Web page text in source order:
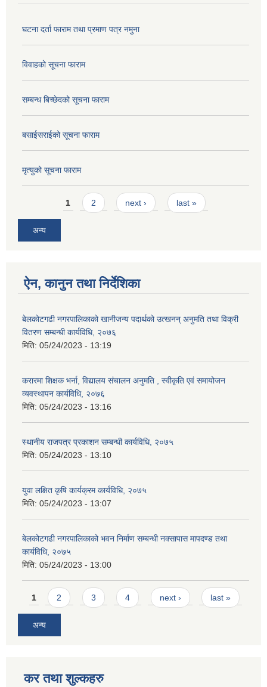
घटना दर्ता फाराम तथा प्रमाण पत्र नमुना
विवाहको सूचना फाराम
सम्बन्ध बिच्छेदको सूचना फाराम
बसाईसराईको सूचना फाराम
मृत्युको सूचना फाराम
Pages1 2 next › last »
अन्य
ऐन, कानुन तथा निर्देशिका
बेलकोटगढी नगरपालिकाको खानीजन्य पदार्थको उत्खनन् अनुमति तथा विक्री
वितरण सम्बन्धी कार्यविधि, २०७६
मिति: 05/24/2023 - 13:19
करारमा शिक्षक भर्ना, विद्यालय संचालन अनुमति , स्वीकृति एवं समायोजन
व्यवस्थापन कार्यविधि, २०७६
मिति: 05/24/2023 - 13:16
स्थानीय राजपत्र प्रकाशन सम्बन्धी कार्यविधि, २०७५
मिति: 05/24/2023 - 13:10
युवा लक्षित कृषि कार्यक्रम कार्यविधि, २०७५
मिति: 05/24/2023 - 13:07
बेलकोटगढी नगरपालिकाको भवन निर्माण सम्बन्धी नक्सापास मापदण्ड तथा
कार्यविधि, २०७५
मिति: 05/24/2023 - 13:00
Pages
1 2 3 4 next › last »
अन्य
कर तथा शुल्कहरु